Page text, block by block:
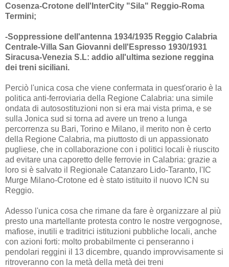
Cosenza-Crotone dell'InterCity "Sila" Reggio-Roma
Termini;
-Soppressione dell'antenna 1934/1935 Reggio Calabria
Centrale-Villa San Giovanni dell'Espresso 1930/1931
Siracusa-Venezia S.L: addio all'ultima sezione reggina
dei treni siciliani.
Perciò l'unica cosa che viene confermata in quest'orario è la
politica anti-ferroviaria della Regione Calabria: una simile
ondata di autosostituzioni non si era mai vista prima, e se
sulla Jonica sud si torna ad avere un treno a lunga
percorrenza su Bari, Torino e Milano, il merito non è certo
della Regione Calabria, ma piuttosto di un appassionato
pugliese, che in collaborazione con i politici locali è riuscito
ad evitare una caporetto delle ferrovie in Calabria: grazie a
loro si è salvato il Regionale Catanzaro Lido-Taranto, l'IC
Murge Milano-Crotone ed è stato istituito il nuovo ICN su
Reggio.
Adesso l'unica cosa che rimane da fare è organizzare al più
presto una martellante protesta contro le nostre vergognose,
mafiose, inutili e traditrici istituzioni pubbliche locali, anche
con azioni forti: molto probabilmente ci penseranno i
pendolari reggini il 13 dicembre, quando improvvisamente si
ritroveranno con la metà della metà dei treni